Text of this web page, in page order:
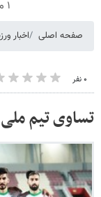
۱ میلیارد اعتبار خرید طلا | بدون ضامن و چک
صفحه اصلی اخبار
۰ نفر
تساوی تیم ملی